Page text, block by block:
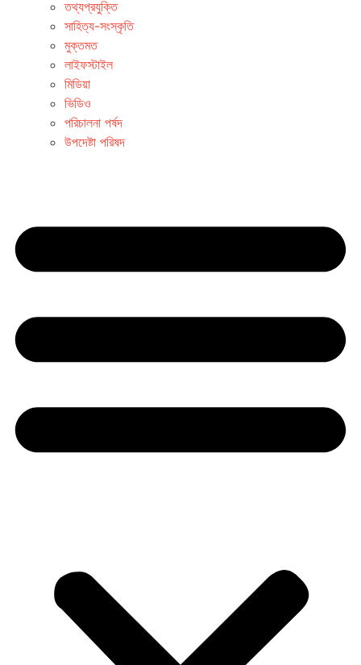
তথ্যপ্রযুক্তি
সাহিত্য-সংস্কৃতি
মুক্তমত
লাইফস্টাইল
মিডিয়া
ভিডিও
পরিচালনা পর্ষদ
উপদেষ্টা পরিষদ